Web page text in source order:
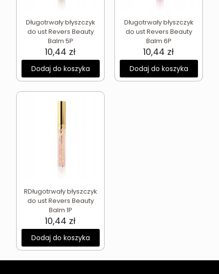
Długotrwały błyszczyk
do ust Revers Beauty
Balm 5P
10,44 zł
Dodaj do koszyka
Długotrwały błyszczyk
do ust Revers Beauty
Balm 6P
10,44 zł
Dodaj do koszyka
RDługotrwały błyszczyk
do ust Revers Beauty
Balm 1P
10,44 zł
Dodaj do koszyka